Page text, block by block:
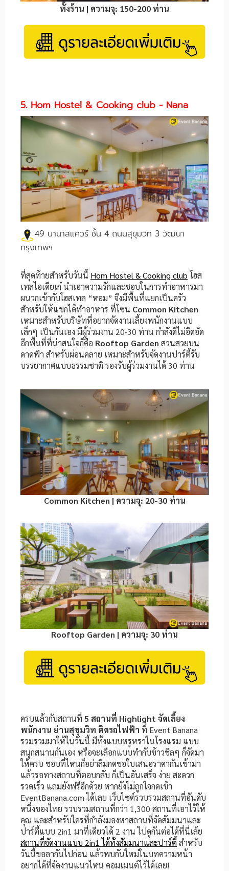
ทั้งร้าน | ความจุ: 150-200 ท่าน
5. Hom Hostel & Cooking club - Nana
49 นานาสแควร์ ชั้น 4 ถนนสุขุมวิท 3 วัฒนา
กรุงเทพฯ
ที่สุดท้ายสำหรับวันนี้ Hom Hostel & Cooking club โฮส
เทลไอเดียเก๋ นำเอาความรักและชอบในการทำอาหารมา
ผนวกเข้ากับโฮสเทล “หอม” จึงมีพื้นที่แยกเป็นครัว
สำหรับให้แขกได้ทำอาหาร ที่โซน Common Kitchen
เหมาะสำหรับบริษัทที่อยากจัดงานเลี้ยงพนักงานแบบ
เล็กๆ เป็นกันเอง มีผู้ร่วมงาน 20-30 ท่าน กำลังดีไม่อึดอัด
อีกพื้นที่ที่น่าสนใจก็คือ Rooftop Garden สวนสวยบน
ดาดฟ้า สำหรับผ่อนคลาย เหมาะสำหรับจัดงานปาร์ตี้รับ
บรรยากาศแบบธรรมชาติ รองรับผู้ร่วมงานได้ 30 ท่าน
Common Kitchen | ความจุ: 20-30 ท่าน
Rooftop Garden | ความจุ: 30 ท่าน
ครบแล้วกับสถานที่ 5 สถานที่ Highlight จัดเลี้ยง
พนักงาน ย่านสุขุมวิท ติดรถไฟฟ้า ที่ Event Banana
รวมรวมมาให้ในวันนี้ มีทั้งแบบหรูหราในโรงแรม แบบ
สนุกสนานกันเอง หรือจะเลือกแบบทำกับข้าวชิลๆ ก็จัดมา
ให้ครบ ชอบที่ไหนก็อย่าลืมกดขอใบเสนอราคากันเข้ามา
แล้วรอทางสถานที่ตอบกลับ ก็เป็นอันเสร็จ ง่าย สะดวก
รวดเร็ว แถมยังฟรีอีกด้วย หากยังไม่ถูกใจกดเข้า
EventBanana.com ได้เลย เว็บไซต์รวบรวมสถานที่อันดับ
หนึ่งของไทย รวบรวมสถานที่กว่า 1,300 สถานที่เอาไว้ให้
คุณ และสำหรับใครที่กำลังมองหาสถานที่จัดสัมมนาและ
ปาร์ตี้แบบ 2in1 มาที่เดียวได้ 2 งาน ไปดูกันต่อได้ที่นี่เล้ย
สถานที่จัดงานแบบ 2in1 ได้ทั้งสัมมนาและปาร์ตี้สำหรับ
วันนี้ขอลากันไปก่อน แล้วพบกันใหม่ในบทความหน้า
อยากได้ที่จัดงานแนวไหน คอมเมนต์ไว้ได้เลย!